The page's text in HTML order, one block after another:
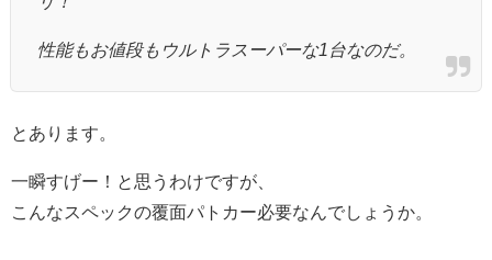
性能もお値段もウルトラスーパーな1台なのだ。
とあります。
一瞬すげー！と思うわけですが、
こんなスペックの覆面パトカー必要なんでしょうか。